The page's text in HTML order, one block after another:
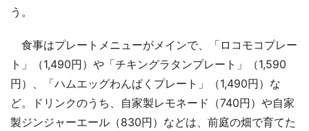
う。
食事はプレートメニューがメインで、「ロコモコプレー
ト」（1,490円）や「チキングラタンプレート」（1,590
円）、「ハムエッグわんぱくプレート」（1,490円）な
ど。ドリンクのうち、自家製レモネード（740円）や自家
製ジンジャーエール（830円）などは、前庭の畑で育てた